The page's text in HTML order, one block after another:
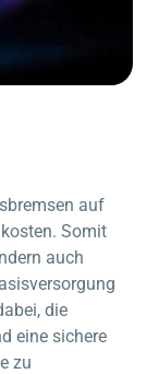
auf
Somit
auch
die
eine sichere
zu